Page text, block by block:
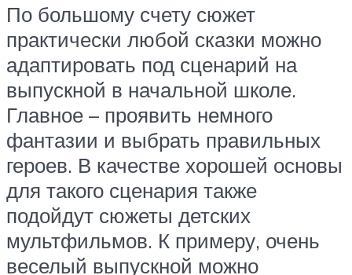
По большому счету сюжет
практически любой сказки можно
адаптировать под сценарий на
выпускной в начальной школе.
Главное – проявить немного
фантазии и выбрать правильных
героев. В качестве хорошей основы
для такого сценария также
подойдут сюжеты детских
мультфильмов. К примеру, очень
веселый выпускной можно